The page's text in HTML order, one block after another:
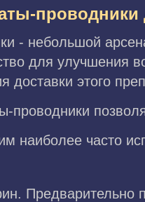
- небольшой
для улучшения
доставки этого
проводники
наиболее часто
Предварительно